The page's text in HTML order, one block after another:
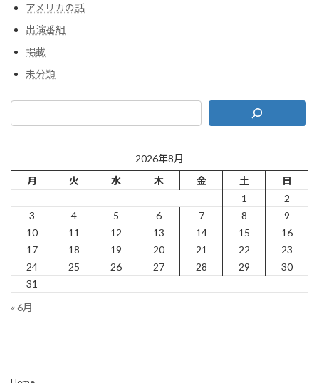
アメリカの話
出演番組
掲載
未分類
2026年8月
月
火 水 木 金 土
日
1
2
3
4 5 6 7 8
9
10
11 12 13 14 15
16
17
18 19 20 21 22
23
24
25 26 27 28 29
30
31
« 6月